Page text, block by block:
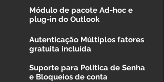
Módulo de pacote Ad-hoc e
plug-in do Outlook
Autenticação Múltiplos fatores
gratuita incluída
Suporte para Politica de Senha
e Bloqueios de conta